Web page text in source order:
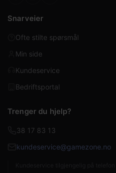
Snarveier
Ofte stilte spørsmål
Min side
Kundeservice
Bedriftsportal
Trenger du hjelp?
38 17 83 13
kundeservice@gamezone.no